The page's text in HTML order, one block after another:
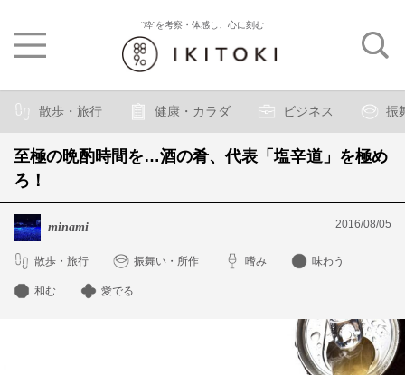
“粋”を考察・体感し、心に刻む
散歩・旅行 健康・カラダ ビジネス 振
至極の晩酌時間を…酒の肴、代表「塩辛道」を極め
ろ！
minami 2016/08/05
散歩・旅行 振舞い・所作 嗜み 味わう
和む 愛でる